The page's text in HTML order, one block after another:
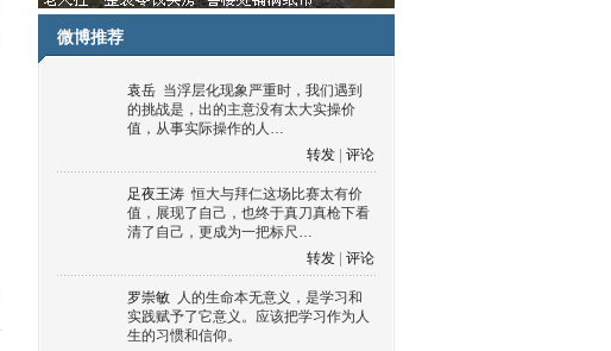
微博推荐
袁岳 当浮层化现象严重时，我们遇到
的挑战是，出的主意没有太大实操价
值，从事实际操作的人…
转发
评论
足夜王涛 恒大与拜仁这场比赛太有价
值，展现了自己，也终于真刀真枪下看
清了自己，更成为一把标尺…
转发
评论
罗崇敏 人的生命本无意义，是学习和
实践赋予了它意义。应该把学习作为人
生的习惯和信仰。